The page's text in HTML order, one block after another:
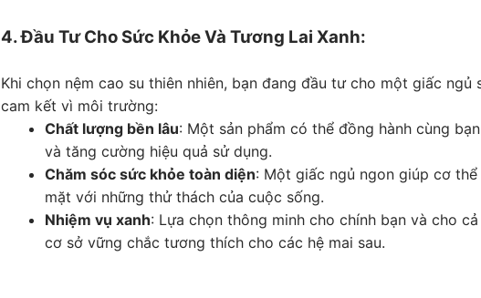
4. Đầu Tư Cho Sức Khỏe Và Tương Lai Xanh:
Khi chọn nệm cao su thiên nhiên, bạn đang đầu tư cho một giấc
cam kết vì môi trường:
Chất lượng bền lâu: Một sản phẩm có thể đồng hành cùng
và tăng cường hiệu quả sử dụng.
Chăm sóc sức khỏe toàn diện: Một giấc ngủ ngon giúp cơ
mặt với những thử thách của cuộc sống.
Nhiệm vụ xanh: Lựa chọn thông minh cho chính bạn và cho
cơ sở vững chắc tương thích cho các hệ mai sau.